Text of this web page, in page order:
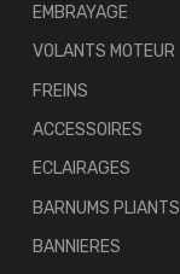
EMBRAYAGE
VOLANTS MOTEUR
FREINS
ACCESSOIRES
ECLAIRAGES
BARNUMS PLIANTS
BANNIERES